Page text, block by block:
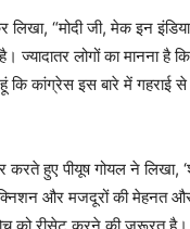
लिखा, “मोदी जी, मेक इन
ज्यादातर लोगों का मानना है
हूं कि कांग्रेस इस बारे में गहराई
करते हुए पीयूष गोयल ने लिखा,
और मजदूरों की मेहनत और